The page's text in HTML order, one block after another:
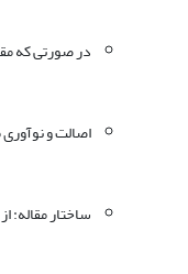
در صورتی که
اصالت و
ساختار مقاله: